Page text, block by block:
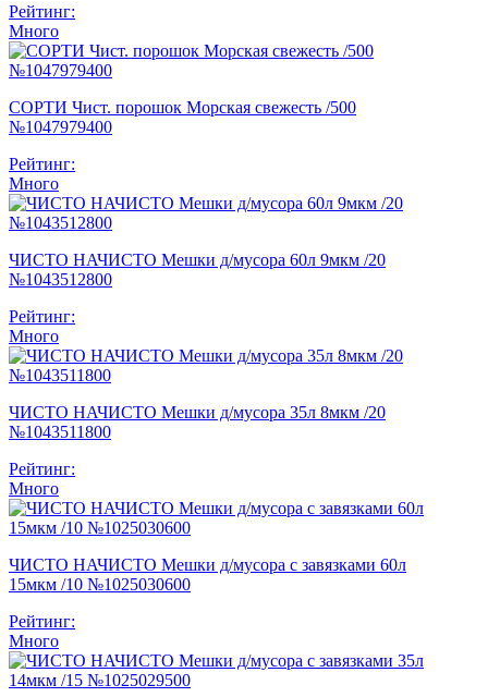
Рейтинг:
Много
СОРТИ Чист. порошок Морская свежесть /500
№1047979400
Рейтинг:
Много
ЧИСТО НАЧИСТО Мешки д/мусора 60л 9мкм /20
№1043512800
Рейтинг:
Много
ЧИСТО НАЧИСТО Мешки д/мусора 35л 8мкм /20
№1043511800
Рейтинг:
Много
ЧИСТО НАЧИСТО Мешки д/мусора с завязками 60л
15мкм /10 №1025030600
Рейтинг:
Много